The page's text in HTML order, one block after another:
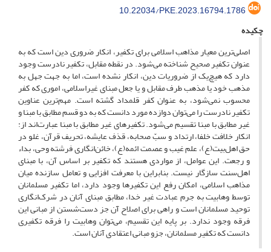
10.22034/PKE.2023.16794.1786
چکیده
اصلی‌ترین معیار مذاهب اسلامی برای تکفیر، انکار ضروری دین است که به
عنوان تکفیر صحیح شناخته می‌شود. در نقطه مقابل، تکفیر نادرست وجود
دارد که هیچ‌یک از ضروریات دین، انکار نشده است، اما به جهت جهل به
مذهب خود یا مذهب طرف مقابل و یا جعل مبنای غیراسلامی، اموری که کفر
محسوب نمی‌شود، به عنوان کفر قلمداد گشته است. مهم‌ترین عناوین
تکفیر نادرست را می‌توان دوازده مورد دانست که به دو قسم مطابق با مبنا و
غیر مطابق با مبنا تقسیم می‌شود. تکفیرهای غیر مطابق با مبنا عبارت‌اند از:
انکار خلافت خلفا، ارتداد و سبّ صحابه، قذف عایشه، تحریف قرآن، غلو در
حق اهل‌بیت(ع)، علم غیب و عصمت ائمه(ع)، خائن‌انگاری فرشته وحی، بداء
و رجعت. این عوامل، از مواردی هستند که تکفیر بر اساس آن، با مبنای
اهل‌سنت سازگار نیست. بنابراین با معرفت افزایی و تعامل سازنده میان
مذاهب اسلامی، امکان رفع این تکفیرها وجود دارد، اما تکفیر مسلمانان
توسط وهابیت به جرم عبادت غیر خدا، مطابق مبنای آنان در شرک‌انگاری
توحید مسلمانان است و راهی برای اصلاح آن جز دست‌شستن از مبانی این
فرقه وجود ندارد. بر پایه این تقسیم، می‌توان وهابیت را فرقه تکفیری
دانست که تکفیر مسلمانان، جزو مبانی اعتقادی آنان است.